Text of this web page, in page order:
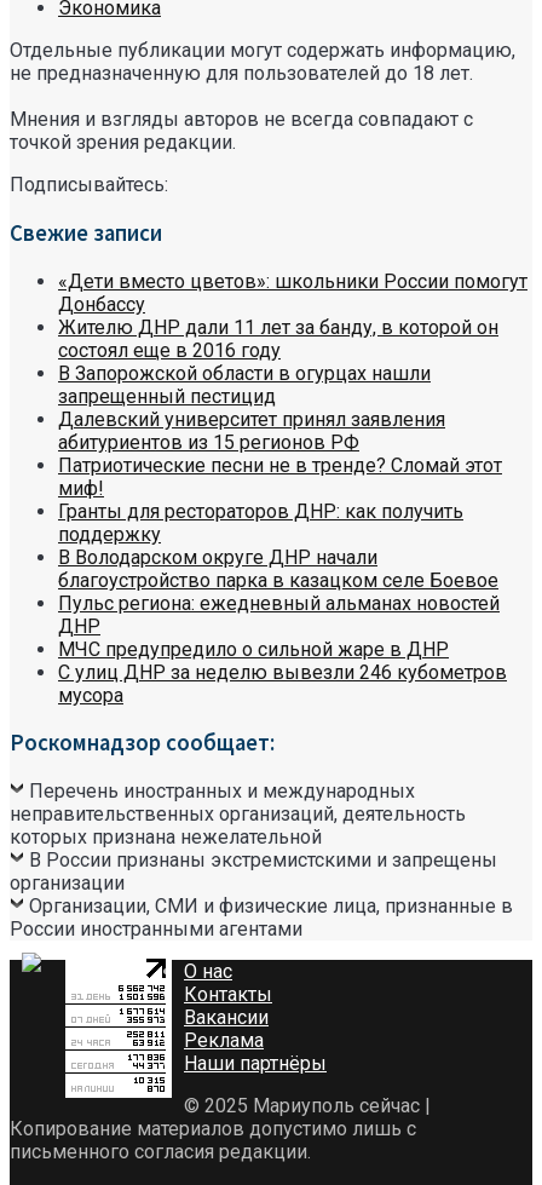
Экономика
Отдельные публикации могут содержать информацию,
не предназначенную для пользователей до 18 лет.
Мнения и взгляды авторов не всегда совпадают с
точкой зрения редакции.
Подписывайтесь:
Свежие записи
«Дети вместо цветов»: школьники России помогут
Донбассу
Жителю ДНР дали 11 лет за банду, в которой он
состоял еще в 2016 году
В Запорожской области в огурцах нашли
запрещенный пестицид
Далевский университет принял заявления
абитуриентов из 15 регионов РФ
Патриотические песни не в тренде? Сломай этот
миф!
Гранты для рестораторов ДНР: как получить
поддержку
В Володарском округе ДНР начали
благоустройство парка в казацком селе Боевое
Пульс региона: ежедневный альманах новостей
ДНР
МЧС предупредило о сильной жаре в ДНР
С улиц ДНР за неделю вывезли 246 кубометров
мусора
Роскомнадзор сообщает:
Перечень иностранных и международных
неправительственных организаций, деятельность
которых признана нежелательной
В России признаны экстремистскими и запрещены
организации
Организации, СМИ и физические лица, признанные в
России иностранными агентами
О нас
Контакты
Вакансии
Реклама
Наши партнёры
© 2025 Мариуполь сейчас |
Копирование материалов допустимо лишь с
письменного согласия редакции.